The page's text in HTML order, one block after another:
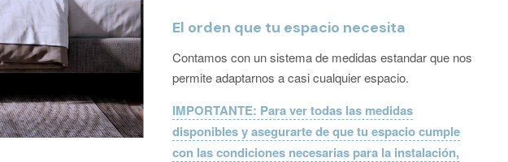
El orden que tu espacio necesita
Contamos con un sistema de medidas estandar que nos
permite adaptarnos a casi cualquier espacio.
IMPORTANTE: Para ver todas las medidas
disponibles y asegurarte de que tu espacio cumple
con las condiciones necesarias para la instalación,